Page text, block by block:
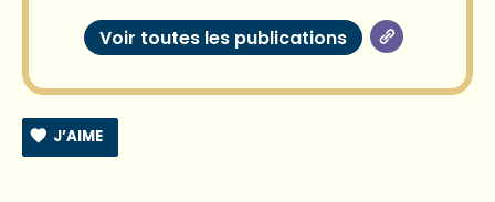
Voir toutes les publications
J’AIME